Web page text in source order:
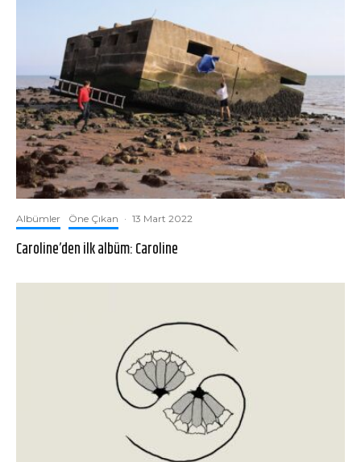
Albümler Öne Çıkan · 13 Mart 2022
Caroline’den ilk albüm: Caroline